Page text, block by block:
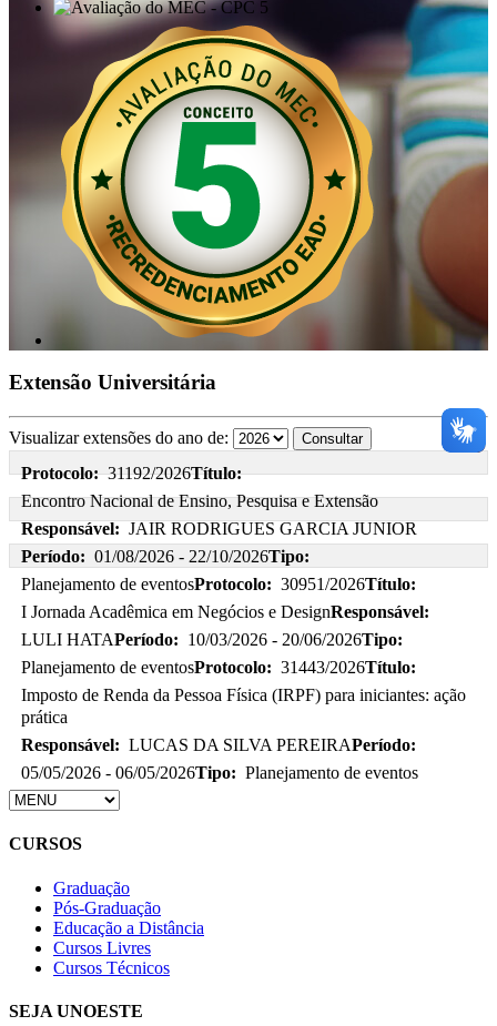
Extensão Universitária
Visualizar extensões do ano de:
Protocolo: 31192/2026Título:
Encontro Nacional de Ensino, Pesquisa e Extensão
Responsável: JAIR RODRIGUES GARCIA JUNIOR
Período: 01/08/2026 - 22/10/2026Tipo:
Planejamento de eventosProtocolo: 30951/2026Título:
I Jornada Acadêmica em Negócios e DesignResponsável:
LULI HATAPeríodo: 10/03/2026 - 20/06/2026Tipo:
Planejamento de eventosProtocolo: 31443/2026Título:
Imposto de Renda da Pessoa Física (IRPF) para iniciantes: ação
prática
Responsável: LUCAS DA SILVA PEREIRAPeríodo:
05/05/2026 - 06/05/2026Tipo: Planejamento de eventos
CURSOS
Graduação
Pós-Graduação
Educação a Distância
Cursos Livres
Cursos Técnicos
SEJA UNOESTE